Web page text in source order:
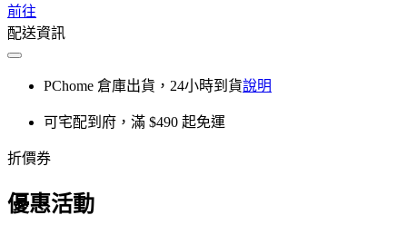
前往
配送資訊
PChome 倉庫出貨，24小時到貨說明
可宅配到府，滿 $490 起免運
折價券
優惠活動